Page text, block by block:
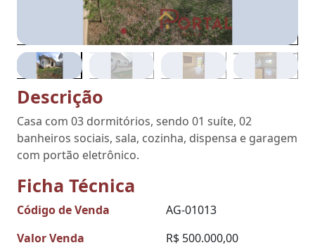
Descrição
Casa com 03 dormitórios, sendo 01 suíte, 02
banheiros sociais, sala, cozinha, dispensa e garagem
com portão eletrônico.
Ficha Técnica
Código de Venda
AG-01013
Valor Venda
R$ 500.000,00